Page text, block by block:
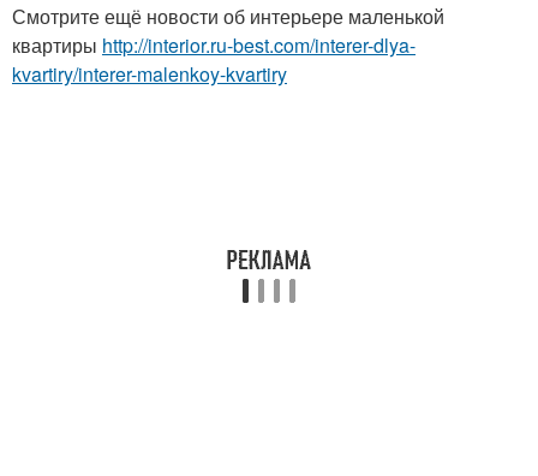
Смотрите ещё новости об интерьере маленькой
квартиры http://interior.ru-best.com/interer-dlya-
kvartiry/interer-malenkoy-kvartiry